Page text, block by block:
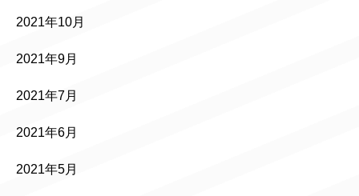
2021年10月
2021年9月
2021年7月
2021年6月
2021年5月